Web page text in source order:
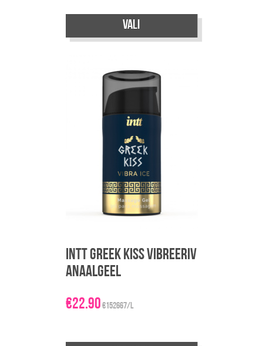
Vali
on
Intt Greek Kiss vibreeriv
anaalgeel
€22.90€152667/L